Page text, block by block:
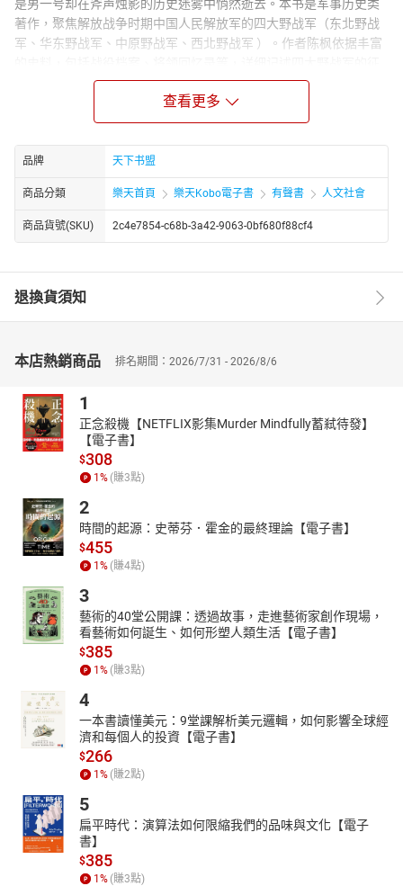
是男一号却在斧声烛影的历史迷雾中悄然逝去。本书是军事历史类
著作，聚焦解放战争时期中国人民解放军的四大野战军（东北野战
军、华东野战军、中原野战军、西北野战军 ）。作者陈枫依据丰富
战历程。书中展现各野战军在不同战场的关键战役，如辽沈战役、
淮海战役、平津战役等，介绍作战决策、战术运用、部队发展，以
及将领指挥风格和士兵战斗风貌，全方位呈现解放战争波澜壮阔的
战争画卷，揭示人民军队取得胜利的历史逻辑。
查看更多
品牌 天下书盟
商品分類 樂天首頁 樂天Kobo電子書 有聲書 人文社會
商品貨號(SKU) 2c4e7854-c68b-3a42-9063-0bf680f88cf4
退換貨須知
本店熱銷商品 排名期間：2026/7/31 - 2026/8/6
1
正念殺機【NETFLIX影集Murder Mindfully蓄弒待發】
【電子書】
$308
1 % (賺3點)
2
時間的起源：史蒂芬．霍金的最終理論【電子書】
$455
1 % (賺4點)
3
藝術的40堂公開課：透過故事，走進藝術家創作現場，
看藝術如何誕生、如何形塑人類生活【電子書】
$385
1 % (賺3點)
4
一本書讀懂美元：9堂課解析美元邏輯，如何影響全球經
濟和每個人的投資【電子書】
$266
1 % (賺2點)
5
扁平時代：演算法如何限縮我們的品味與文化【電子
書】
$385
1 % (賺3點)